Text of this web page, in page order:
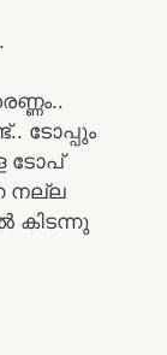
ടോപ്പും
ടോപ്
നല്ല
കിടന്നു